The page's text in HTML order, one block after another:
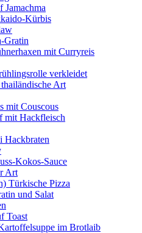
Jamachma
Kürbis
Gratin
mit Curryreis
verkleidet
Art
mit Couscous
mit Hackfleisch
Hackbraten
Kokos-Sauce
Art
Türkische Pizza
und Salat
Toast
im Brotlaib